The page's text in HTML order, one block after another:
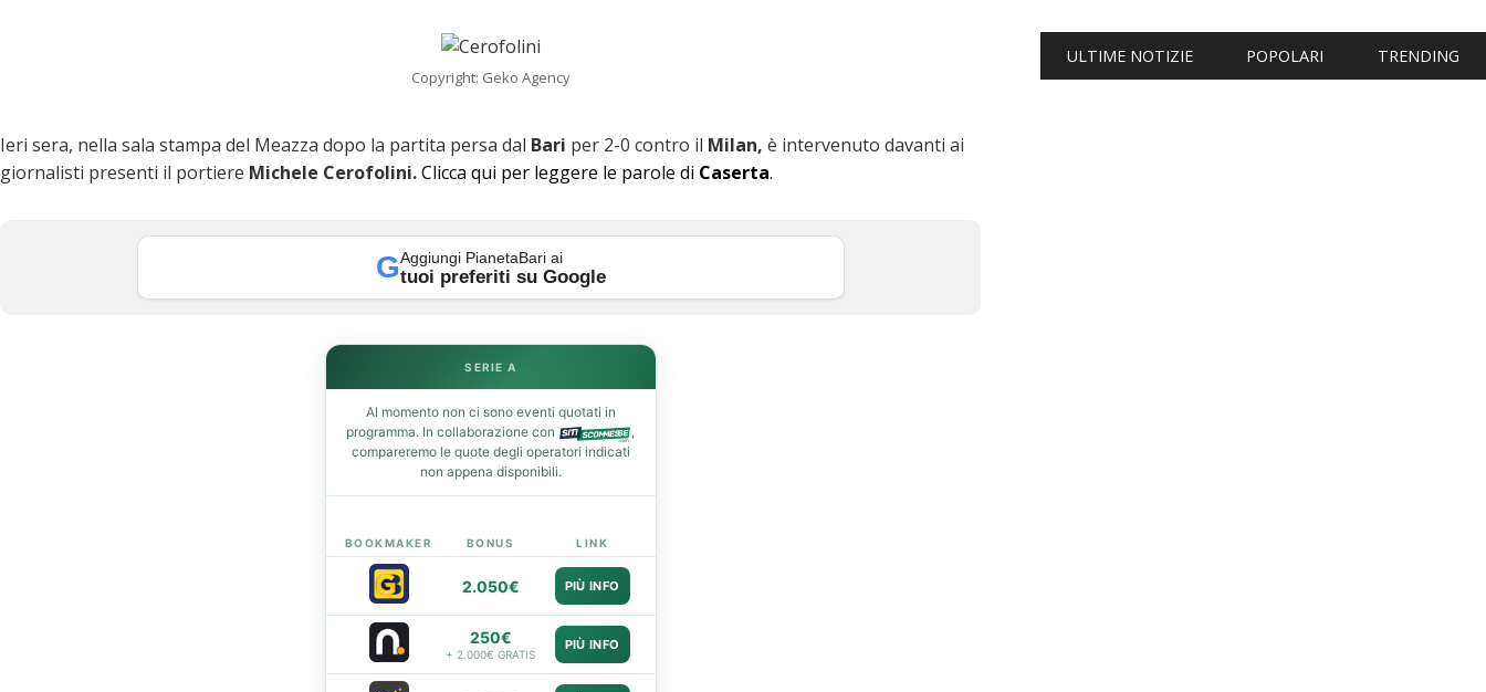
Copyright: Geko Agency
Ieri sera, nella sala stampa del Meazza dopo la partita persa dal Bari per 2-0 contro il Milan, è intervenuto davanti ai
giornalisti presenti il portiere Michele Cerofolini.Clicca qui per leggere le parole di Caserta.
GAggiungi PianetaBari ai
tuoi preferiti su Google
SERIE A
Al momento non ci sono eventi quotati in
programma. In collaborazione con
,
compareremo le quote degli operatori indicati
non appena disponibili.
BOOKMAKER BONUS LINK
2.050€ PIÙ INFO
250€
+ 2.000€ GRATIS
PIÙ INFO
ULTIME NOTIZIE POPOLARI TRENDING